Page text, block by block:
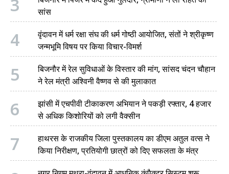
3
सांस
4
वृंदावन में धर्म रक्षा संघ की धर्म गोष्ठी आयोजित, संतों ने श्रीकृष्ण
जन्मभूमि विषय पर किया विचार-विमर्श
5
बिजनौर में रेल सुविधाओं के विस्तार की मांग, सांसद चंदन चौहान
ने रेल मंत्री अश्विनी वैष्णव से की मुलाकात
6
झांसी में एचपीवी टीकाकरण अभियान ने पकड़ी रफ्तार, 4 हजार
से अधिक किशोरियों को लगी वैक्सीन
7
हाथरस के राजकीय जिला पुस्तकालय का डीएम अतुल वत्स ने
किया निरीक्षण, प्रतियोगी छात्रों को दिए सफलता के मंत्र